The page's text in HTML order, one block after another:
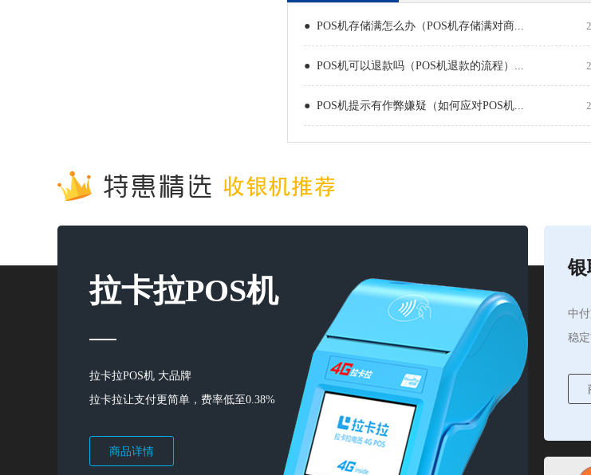
● POS机存储满怎么办（POS机存储满对商...
● POS机可以退款吗（POS机退款的流程）...
● POS机提示有作弊嫌疑（如何应对POS机...
拉卡拉POS机
拉卡拉POS机 大品牌
拉卡拉让支付更简单，费率低至0.38%
商品详情
银
中
稳